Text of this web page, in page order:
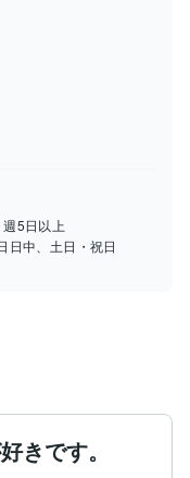
週5日以上
日中、土日・祝日
きです。